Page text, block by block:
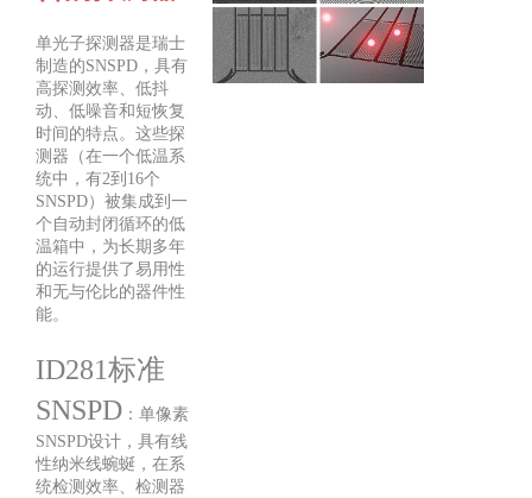
单光子探测器是瑞士
制造的SNSPD，具有
高探测效率、低抖
动、低噪音和短恢复
时间的特点。这些探
测器（在一个低温系
统中，有2到16个
SNSPD）被集成到一
个自动封闭循环的低
温箱中，为长期多年
的运行提供了易用性
和无与伦比的器件性
能。
ID281标准
SNSPD ：单像素
SNSPD设计，具有线
性纳米线蜿蜒，在系
统检测效率、检测器